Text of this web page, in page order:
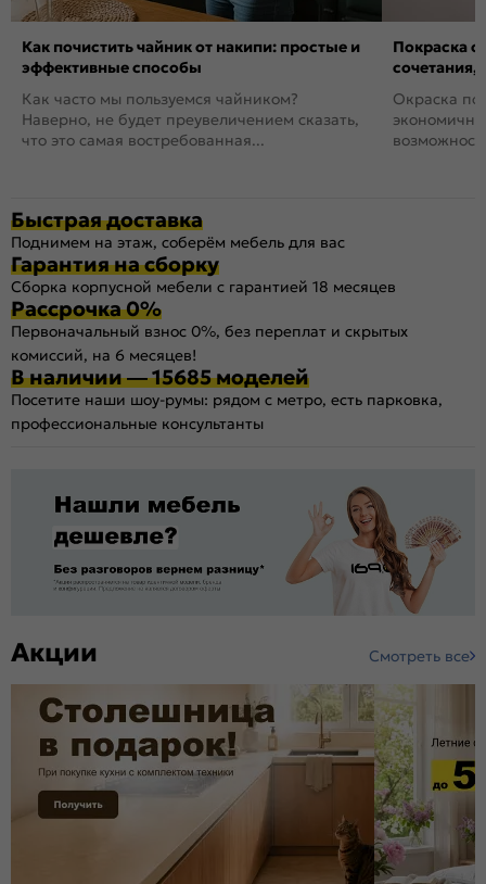
Как почистить чайник от накипи: простые и
эффективные способы
Как часто мы пользуемся чайником?
Наверно, не будет преувеличением сказать,
что это самая востребованная...
Покраска
сочетания,
Окраска
Быстрая доставка
Поднимем на этаж, соберём мебель для вас
Гарантия на сборку
Сборка корпусной мебели с гарантией 18 месяцев
Рассрочка 0%
Первоначальный взнос 0%, без переплат и скрытых
комиссий, на 6 месяцев!
В наличии — 15685 моделей
Посетите наши шоу-румы: рядом с метро, есть парковка,
профессиональные консультанты
Акции Смотреть все